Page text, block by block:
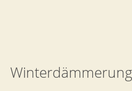
Winterdämmerung